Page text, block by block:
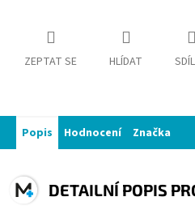
ZEPTAT SE HLÍDAT
Popis Hodnocení Značka
DETAILNÍ POPIS